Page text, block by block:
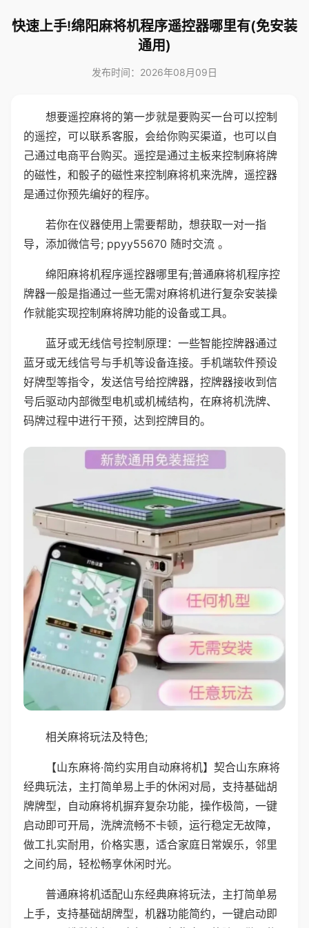
快速上手!绵阳麻将机程序遥控器哪里有(免安装
通用)
发布时间：2026年08月09日
想要遥控麻将的第一步就是要购买一台可以控制
的遥控，可以联系客服，会给你购买渠道，也可以自
己通过电商平台购买。遥控是通过主板来控制麻将牌
的磁性，和骰子的磁性来控制麻将机来洗牌，遥控器
是通过你预先编好的程序。
若你在仪器使用上需要帮助，想获取一对一指
导，添加微信号; ppyy55670 随时交流 。
绵阳麻将机程序遥控器哪里有;普通麻将机程序控
牌器一般是指通过一些无需对麻将机进行复杂安装操
作就能实现控制麻将牌功能的设备或工具。
蓝牙或无线信号控制原理：一些智能控牌器通过
蓝牙或无线信号与手机等设备连接。手机端软件预设
好牌型等指令，发送信号给控牌器，控牌器接收到信
号后驱动内部微型电机或机械结构，在麻将机洗牌、
码牌过程中进行干预，达到控牌目的。
相关麻将玩法及特色;
【山东麻将·简约实用自动麻将机】契合山东麻将
经典玩法，主打简单易上手的休闲对局，支持基础胡
牌牌型，自动麻将机摒弃复杂功能，操作极简，一键
启动即可开局，洗牌流畅不卡顿，运行稳定无故障，
做工扎实耐用，价格实惠，适合家庭日常娱乐，邻里
之间约局，轻松畅享休闲时光。
普通麻将机适配山东经典麻将玩法，主打简单易
上手，支持基础胡牌型，机器功能简约，一键启动即